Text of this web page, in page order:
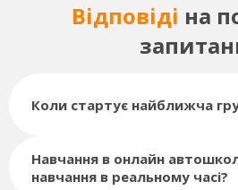
Відповіді на
Коли стартує найближча
Навчання в онлайн
навчання в реальному часі?